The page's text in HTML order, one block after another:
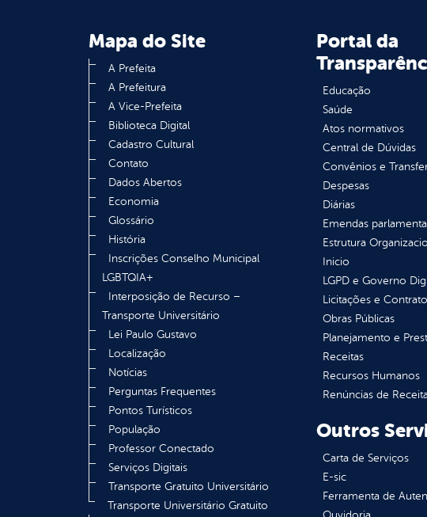
Mapa do Site
A Prefeita
A Prefeitura
A Vice-Prefeita
Biblioteca Digital
Cadastro Cultural
Contato
Dados Abertos
Economia
Glossário
História
Inscrições Conselho Municipal
LGBTQIA+
Interposição de Recurso –
Transporte Universitário
Lei Paulo Gustavo
Localização
Notícias
Perguntas Frequentes
Pontos Turísticos
População
Professor Conectado
Serviços Digitais
Transporte Gratuito Universitário
Transporte Universitário Gratuito
Portal da
Educação
Saúde
Atos normativos
Central de Dúvidas
Convênios e
Despesas
Diárias
Emendas
Estrutura
Inicio
LGPD e Governo
Licitações e
Obras Públicas
Planejamento e
Receitas
Recursos Humanos
Renúncias de
Outros
Carta de Serviços
E-sic
Ferramenta de